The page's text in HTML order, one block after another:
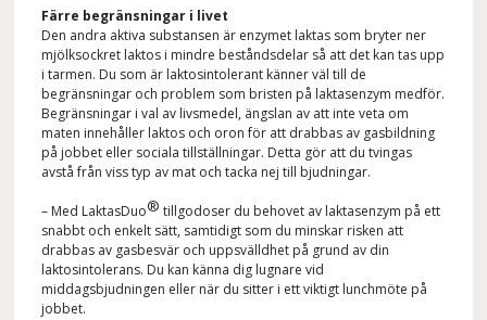
Färre begränsningar i livet
Den andra aktiva substansen är enzymet laktas som bryter ner
mjölksockret laktos i mindre beståndsdelar så att det kan tas upp
i tarmen. Du som är laktosintolerant känner väl till de
begränsningar och problem som bristen på laktasenzym medför.
Begränsningar i val av livsmedel, ängslan av att inte veta om
maten innehåller laktos och oron för att drabbas av gasbildning
på jobbet eller sociala tillställningar. Detta gör att du tvingas
avstå från viss typ av mat och tacka nej till bjudningar.
– Med LaktasDuo® tillgodoser du behovet av laktasenzym på ett
snabbt och enkelt sätt, samtidigt som du minskar risken att
drabbas av gasbesvär och uppsvälldhet på grund av din
laktosintolerans. Du kan känna dig lugnare vid
middagsbjudningen eller när du sitter i ett viktigt lunchmöte på
jobbet.